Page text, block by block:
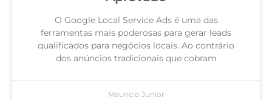
O Google Local Service Ads é uma das
ferramentas mais poderosas para gerar leads
qualificados para negócios locais. Ao contrário
dos anúncios tradicionais que cobram
Mauricio Junior